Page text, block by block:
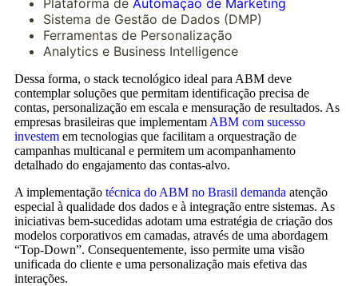
Sistema de Gestão de Dados (DMP)
Ferramentas de Personalização
Analytics e Business Intelligence
Dessa forma, o stack tecnológico ideal para ABM deve
contemplar soluções que permitam identificação precisa de
contas, personalização em escala e mensuração de resultados. As
empresas brasileiras que implementam ABM com sucesso
investem em tecnologias que facilitam a orquestração de
campanhas multicanal e permitem um acompanhamento
detalhado do engajamento das contas-alvo.
A implementação técnica do ABM no Brasil demanda atenção
especial à qualidade dos dados e à integração entre sistemas. As
iniciativas bem-sucedidas adotam uma estratégia de criação dos
modelos corporativos em camadas, através de uma abordagem
“Top-Down”. Consequentemente, isso permite uma visão
unificada do cliente e uma personalização mais efetiva das
interações.